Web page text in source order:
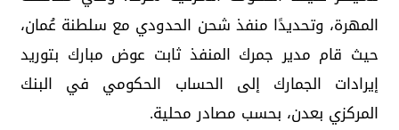
المهرة، وتحديدًا منفذ شحن الحدودي مع سلطنة عُمان،
حيث قام مدير جمرك المنفذ ثابت عوض مبارك بتوريد
إيرادات الجمارك إلى الحساب الحكومي في البنك
المركزي بعدن، بحسب مصادر محلية.